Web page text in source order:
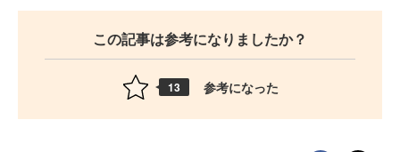
この記事は参考になりましたか？
13 参考になった